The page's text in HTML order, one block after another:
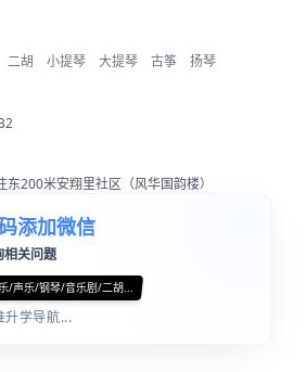
二胡 小提琴 大提琴 古筝 扬琴
200米安翔里社区（风华国韵楼）
添加微信
相关问题
/声乐/钢琴/音乐剧/二胡...
升学导航...